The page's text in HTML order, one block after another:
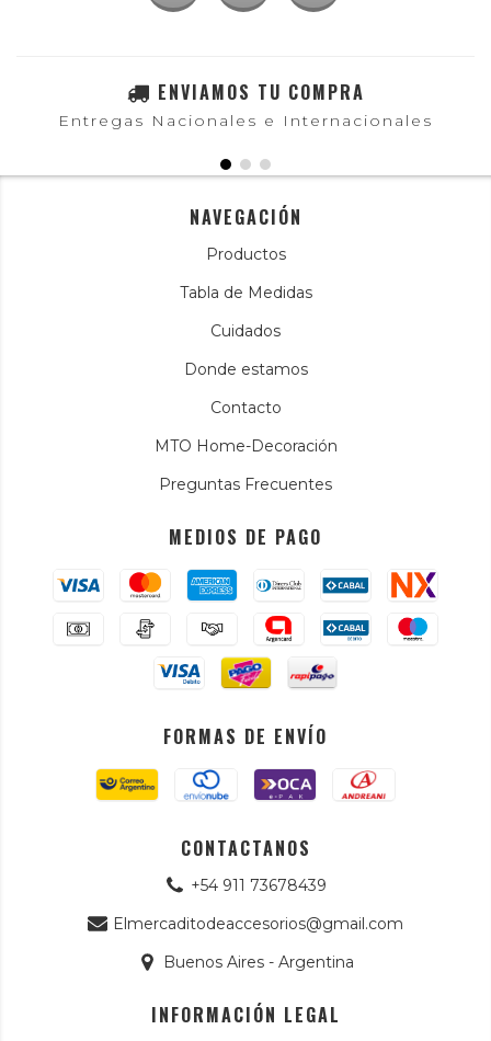
ENVIAMOS TU COMPRA
Entregas Nacionales e Internacionales
NAVEGACIÓN
Productos
Tabla de Medidas
Cuidados
Donde estamos
Contacto
MTO Home-Decoración
Preguntas Frecuentes
MEDIOS DE PAGO
FORMAS DE ENVÍO
CONTACTANOS
+54 911 73678439
Elmercaditodeaccesorios@gmail.com
Buenos Aires - Argentina
INFORMACIÓN LEGAL